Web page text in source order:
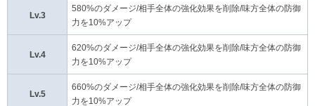
Lv.3
580%のダメージ/相手全体の強化効果を削除/味方全体の防御
力を10%アップ
Lv.4
620%のダメージ/相手全体の強化効果を削除/味方全体の防御
力を10%アップ
Lv.5
660%のダメージ/相手全体の強化効果を削除/味方全体の防御
力を10%アップ